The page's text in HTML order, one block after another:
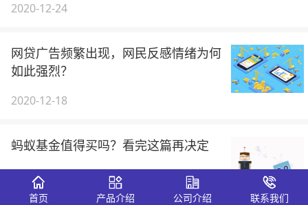
2020-12-24
网贷广告频繁出现，网民反感情绪为何
如此强烈？
2020-12-18
蚂蚁基金值得买吗？看完这篇再决定
2020-09-28
首页 产品介绍 公司介绍 联系我们